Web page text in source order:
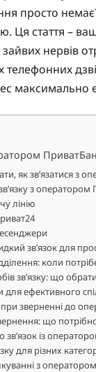
просто
Ця стаття –
нервів
телефонних
максимально
як зв’язатися з
з оператором
лінію
зв’язок для
коли
зв’язку: що
для ефективного
зверненні до
що
із
для різних
з оператором